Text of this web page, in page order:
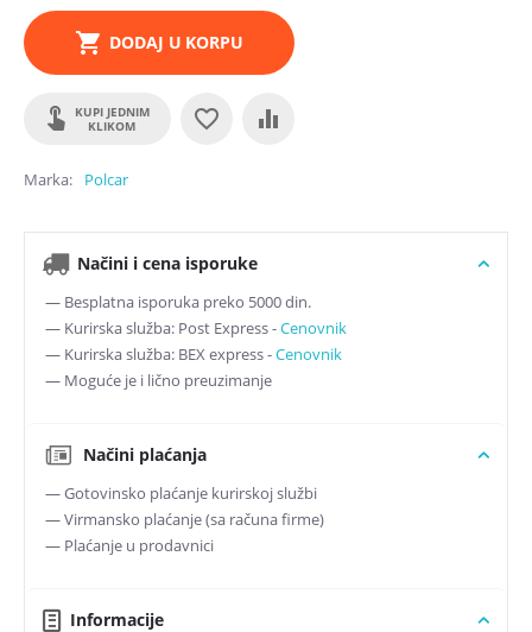
DODAJ U KORPU
KUPI JEDNIM
KLIKOM
Marka Polcar
Načini i cena isporuke
— Besplatna isporuka preko 5000 din.
— Kurirska služba: Post Express -Cenovnik
— Kurirska služba: BEX express -Cenovnik
— Moguće je i lično preuzimanje
Načini plaćanja
— Gotovinsko plaćanje kurirskoj službi
— Virmansko plaćanje (sa računa firme)
— Plaćanje u prodavnici
Informacije